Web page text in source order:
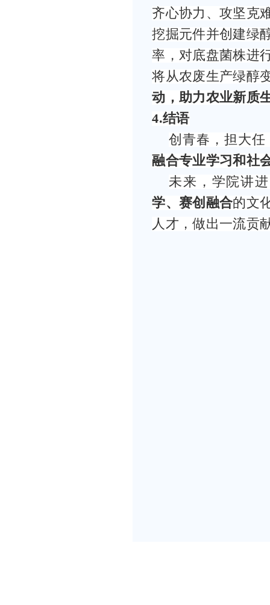
齐心协力、攻坚克
挖掘元件并创建绿
率，对底盘菌株进
将从农废生产绿醇
动，助力农业新质
4.结语
创青春，担大
融合专业学习和社
未来，学院讲
学、赛创融合的文
人才，做出一流贡